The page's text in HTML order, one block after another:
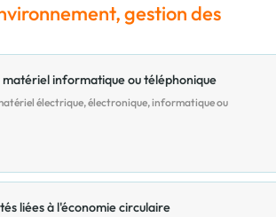
gestion des
matériel informatique ou téléphonique
électrique, électronique, informatique ou
liées à l'économie circulaire